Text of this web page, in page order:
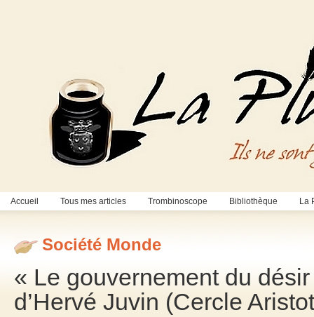
Accueil Tous mes articles Trombinoscope Bibliothèque La
Société Monde
« Le gouvernement du
d’Hervé Juvin (Cercle